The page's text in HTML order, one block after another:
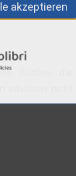
Audios, die
nicht